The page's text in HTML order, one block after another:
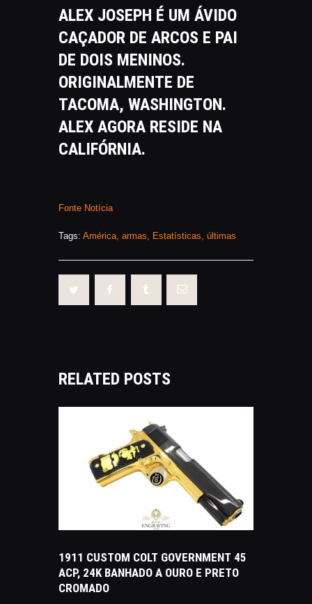
ALEX JOSEPH É UM ÁVIDO
CAÇADOR DE ARCOS E PAI
DE DOIS MENINOS.
ORIGINALMENTE DE
TACOMA, WASHINGTON.
ALEX AGORA RESIDE NA
CALIFÓRNIA.
Fonte Notícia
Tags: América, armas, Estatísticas, últimas
RELATED POSTS
1911 CUSTOM COLT GOVERNMENT 45
ACP, 24K BANHADO A OURO E PRETO
CROMADO